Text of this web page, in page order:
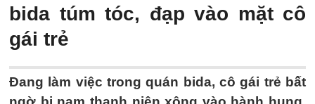
bida túm tóc, đạp vào mặt cô
gái trẻ
Đang làm việc trong quán bida, cô gái trẻ bất